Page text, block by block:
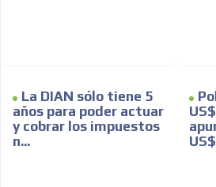
La DIAN sólo tiene 5
años para poder actuar
y cobrar los impuestos
n...